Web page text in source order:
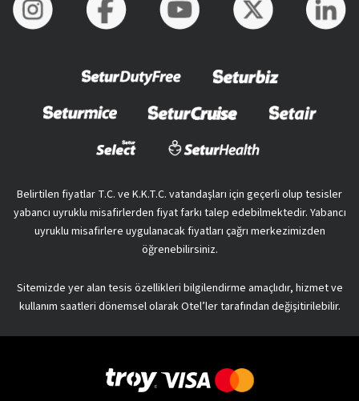
Belirtilen fiyatlar T.C. ve K.K.T.C. vatandaşları için geçerli olup tesisler
yabancı uyruklu misafirlerden fiyat farkı talep edebilmektedir. Yabancı
uyruklu misafirlere uygulanacak fiyatları çağrı merkezimizden
öğrenebilirsiniz.
Sitemizde yer alan tesis özellikleri bilgilendirme amaçlıdır, hizmet ve
kullanım saatleri dönemsel olarak Otel’ler tarafından değişitirilebilir.